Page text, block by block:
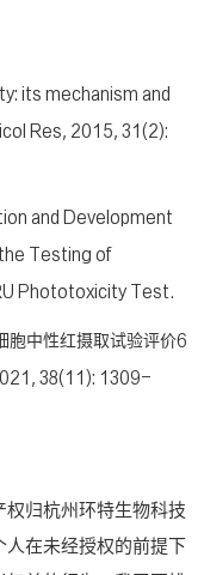
its mechanism and
Res, 2015, 31(2):
and Development
Testing of
Phototoxicity Test.
胞中性红摄取试验评价6
38(11): 1309-
归杭州环特生物科技
在未经授权的前提下